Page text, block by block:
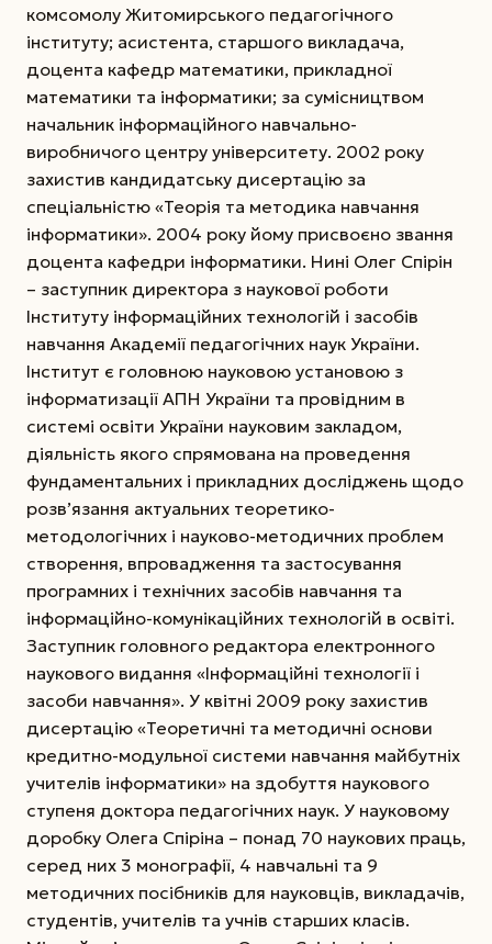
комсомолу Житомирського педагогічного
інституту; асистента, старшого викладача,
доцента кафедр математики, прикладної
математики та інформатики; за сумісництвом
начальник інформаційного навчально-
виробничого центру університету. 2002 року
захистив кандидатську дисертацію за
спеціальністю «Теорія та методика навчання
інформатики». 2004 року йому присвоєно звання
доцента кафедри інформатики. Нині Олег Спірін
– заступник директора з наукової роботи
Інституту інформаційних технологій і засобів
навчання Академії педагогічних наук України.
Інститут є головною науковою установою з
інформатизації АПН України та провідним в
системі освіти України науковим закладом,
діяльність якого спрямована на проведення
фундаментальних і прикладних досліджень щодо
розв’язання актуальних теоретико-
методологічних і науково-методичних проблем
створення, впровадження та застосування
програмних і технічних засобів навчання та
інформаційно-комунікаційних технологій в освіті.
Заступник головного редактора електронного
наукового видання «Інформаційні технології і
засоби навчання». У квітні 2009 року захистив
дисертацію «Теоретичні та методичні основи
кредитно-модульної системи навчання майбутніх
учителів інформатики» на здобуття наукового
ступеня доктора педагогічних наук. У науковому
доробку Олега Спіріна – понад 70 наукових праць,
серед них 3 монографії, 4 навчальні та 9
методичних посібників для науковців, викладачів,
студентів, учителів та учнів старших класів.